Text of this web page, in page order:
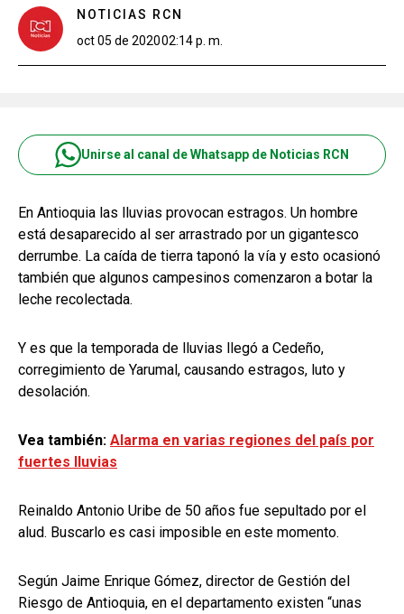
NOTICIAS RCN
oct 05 de 202002:14 p. m.
Unirse al canal de Whatsapp de Noticias RCN
En Antioquia las lluvias provocan estragos. Un hombre
está desaparecido al ser arrastrado por un gigantesco
derrumbe. La caída de tierra taponó la vía y esto ocasionó
también que algunos campesinos comenzaron a botar la
leche recolectada.
Y es que la temporada de lluvias llegó a Cedeño,
corregimiento de Yarumal, causando estragos, luto y
desolación.
Vea también: Alarma en varias regiones del país por
fuertes lluvias
Reinaldo Antonio Uribe de 50 años fue sepultado por el
alud. Buscarlo es casi imposible en este momento.
Según Jaime Enrique Gómez, director de Gestión del
Riesgo de Antioquia, en el departamento existen “unas